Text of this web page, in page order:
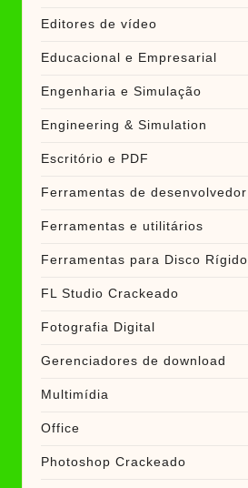
Editores de vídeo
Educacional e Empresarial
Engenharia e Simulação
Engineering & Simulation
Escritório e PDF
Ferramentas de desenvolvedor
Ferramentas e utilitários
Ferramentas para Disco Rígido
FL Studio Crackeado
Fotografia Digital
Gerenciadores de download
Multimídia
Office
Photoshop Crackeado